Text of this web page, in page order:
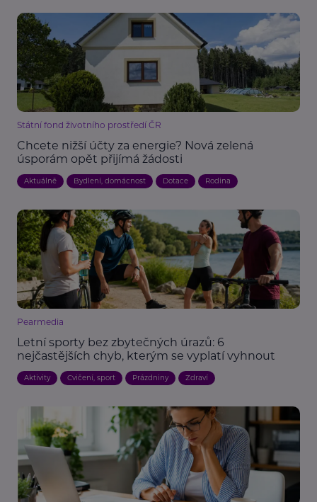
Státní fond životního prostředí ČR
Chcete nižší účty za energie? Nová zelená
úsporám opět přijímá žádosti
Aktuálně Bydlení, domácnost Dotace Rodina
Pearmedia
Letní sporty bez zbytečných úrazů: 6
nejčastějších chyb, kterým se vyplatí vyhnout
Aktivity Cvičení, sport Prázdniny Zdraví